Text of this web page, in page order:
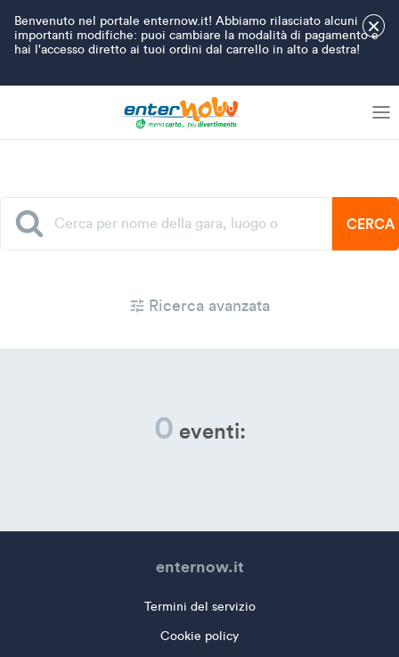
×
Benvenuto nel portale enternow.it! Abbiamo rilasciato alcuni
importanti modifiche: puoi cambiare la modalità di pagamento e
hai l'accesso diretto ai tuoi ordini dal carrello in alto a destra!
CERCA
Ricerca avanzata
0 eventi:
enternow.it
Termini del servizio
Cookie policy